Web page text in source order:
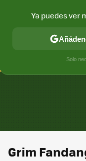
CONECTIVIDAD
Grim
Ya puedes ver
Solo